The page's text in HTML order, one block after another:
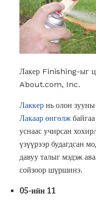
Лакер Finishing-ыг
About.com, Inc.
Лаккер нь олон
Лакаар өнгөлж
уснаас учирсан
үзүүрээр будагдсан
давуу талыг мэдэж
сойзоор шүршинэ.
05-ийн 11